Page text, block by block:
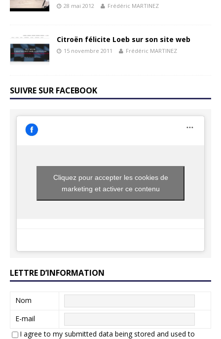
28 mai 2012 Frédéric MARTINEZ
Citroën félicite Loeb sur son site web
15 novembre 2011 Frédéric MARTINEZ
SUIVRE SUR FACEBOOK
Cliquez pour accepter les cookies de
marketing et activer ce contenu
LETTRE D’INFORMATION
Nom
E-mail
I agree to my submitted data being stored and used to